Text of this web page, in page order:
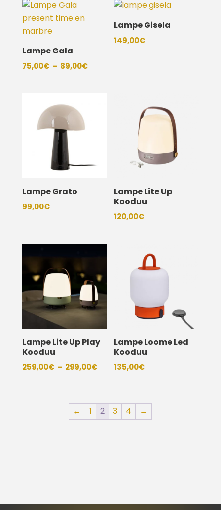
Lampe Gala
75,00€ – 89,00€Plage
Lampe Gisela
149,00€
Lampe Grato
99,00€
Lampe Lite Up
Kooduu
120,00€
Lampe Lite Up Play
Kooduu
259,00€ – 299,00€Plage
259,00€
à
Lampe Loome Led
Kooduu
135,00€
← 1 2 3 4 →